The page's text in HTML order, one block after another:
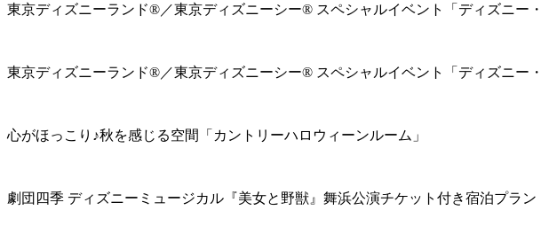
東京ディズニーランド®／東京ディズニーシー® スペシャルイベント「ディズニー
東京ディズニーランド®／東京ディズニーシー® スペシャルイベント「ディズニー
心がほっこり♪秋を感じる空間「カントリーハロウィーンルーム」
劇団四季 ディズニーミュージカル『美女と野獣』舞浜公演チケット付き宿泊プラン